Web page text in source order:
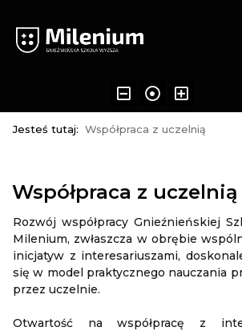
Jesteś tutaj: Współpraca z uczelnią
Współpraca z uczelnią
Rozwój współpracy Gnieźnieńskiej
Milenium, zwłaszcza w obrębie
inicjatyw z interesariuszami,
się w model praktycznego nauczania
przez uczelnie.
Otwartość na współpracę z